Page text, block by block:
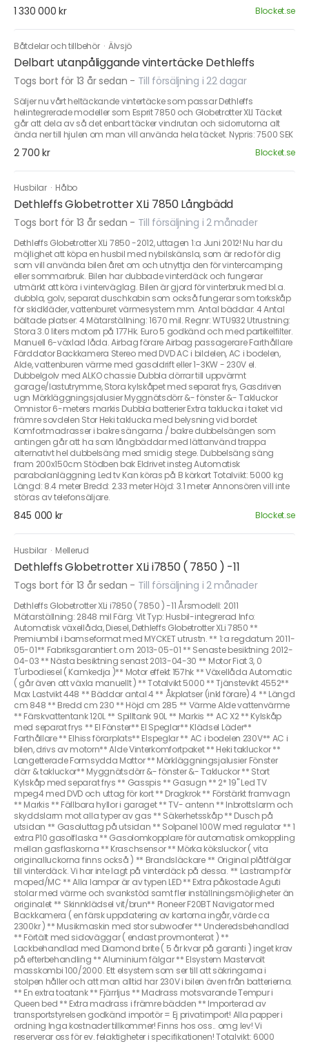
1 330 000 kr Blocket.se
Båtdelar och tillbehör · Älvsjö
Delbart utanpåliggande vintertäcke Dethleffs
Togs bort för 13 år sedan - Till försäljning i 22 dagar
Säljer nu vårt heltäckande vintertäcke som passar Dethleffs
helintegrerade modeller som Esprit 7850 och Globetrotter XLI Täcket
går att dela av så det enbart täcker vindrutan och sidorrutorna alt
ända ner till hjulen om man vill använda hela täcket. Nypris: 7500 SEK
2 700 kr Blocket.se
Husbilar · Håbo
Dethleffs Globetrotter XLi 7850 Långbädd
Togs bort för 13 år sedan - Till försäljning i 2 månader
Dethleffs Globetrotter XLi 7850 -2012, uttagen 1:a Juni 2012! Nu har du
möjlighet att köpa en husbil med nybilskänsla, som är redo för dig
som vill använda bilen året om och utnyttja den för vintercamping
eller sommarbruk. Bilen har dubbade vinterdäck och fungerar
utmärkt att köra i vinterväglag. Bilen är gjord för vinterbruk med bl.a.
dubbla, golv, separat duschkabin som också fungerar som torkskåp
för skidkläder, vattenburet värmesystem mm. Antal bäddar: 4 Antal
bältade platser: 4 Mätarställning: 1670 mil. Regnr: WTU932 Utrustning:
Stora 3.0 liters motorn på 177Hk. Euro 5 godkänd och med partikelfilter.
Manuell 6-växlad låda. Airbag förare Airbag passagerare Farthållare
Färddator Backkamera Stereo med DVD AC i bildelen, AC i bodelen,
Alde, vattenburen värme med gasoldrift eller 1-3KW - 230V el.
Dubbelgolv med ALKO chassie Dubbla dörrar till uppvärmt
garage/lastutrymme, Stora kylskåpet med separat frys, Gasdriven
ugn Mörkläggningsjalusier Myggnätsdörr &- fönster &- Takluckor
Omnistor 6-meters markis Dubbla batterier Extra taklucka i taket vid
främre sovdelen Stor Heki taklucka med belysning vid bordet
Komfortmadrasser i bakre sängarna / bakre dubbelsängen som
antingen går att ha som långbäddar med lättanvänd trappa
alternativt hel dubbelsäng med smidig stege. Dubbelsäng säng
fram 200x150cm Stödben bak Eldrivet insteg Automatisk
parabolanläggning Led tv Kan köras på B körkort Totalvikt: 5000 kg
Längd: 8.4 meter Bredd: 2.33 meter Höjd: 3.1 meter Annonsören vill inte
störas av telefonsäljare.
845 000 kr Blocket.se
Husbilar · Mellerud
Dethleffs Globetrotter XLi i7850 ( 7850 ) -11
Togs bort för 13 år sedan - Till försäljning i 2 månader
Dethleffs Globetrotter XLi i7850 ( 7850 ) -11 Årsmodell: 2011
Mätarställning: 2848 mil Färg: Vit Typ: Husbil-integrerad Info:
Automatisk växellåda, Diesel, Dethleffs Globetrotter XLi 7850 **
Premiumbil i bamseformat med MYCKET utrustn. ** 1:a regdatum 2011-
05-01** Fabriksgarantier t.o.m 2013-05-01 ** Senaste besiktning 2012-
04-03 ** Nästa besiktning senast 2013-04-30 ** Motor Fiat 3, 0
T'urbodiesel ( Kamkedja )** Motor effekt 157hk ** Växellåda Automatic
( går även att växla manuellt ) ** Totalvikt 5000 ** Tjänstevikt 4552**
Max Lastvikt 448 ** Bäddar antal 4 ** Åkplatser (inkl förare) 4 ** Längd
cm 848 ** Bredd cm 230 ** Höjd cm 285 ** Värme Alde vattenvärme
** Färskvattentank 120L ** Spilltank 90L ** Markis ** AC X2 ** Kylskåp
med separat frys ** El Fönster** El Speglar** Klädsel Läder**
Farthållare ** Elhiss förarplats** Elspeglar ** AC i bodelen 230V** AC i
bilen, drivs av motorn** Alde Vinterkomfortpaket ** Heki takluckor **
Langetterade Formsydda Mattor ** Mörkläggningsjalusier Fönster
dörr & takluckor** Myggnätsdörr &- fönster &- Takluckor ** Stort
Kylskåp med separat frys ** Gasspis ** Gasugn ** 2* 19" Led TV
mpeg4 med DVD och uttag för kort ** Dragkrok ** Förstärkt framvagn
** Markis ** Fällbara hyllor i garaget ** TV- antenn ** Inbrottslarm och
skyddslarm mot alla typer av gas ** Säkerhetsskåp ** Dusch på
utsidan ** Gasoluttag på utsidan ** Solpanel 100W med regulator ** 1
extra P10 gasolflaska ** Gasolomkopplare för automatisk omkoppling
mellan gasflaskorna ** Kraschsensor ** Mörka köksluckor ( vita
originalluckorna finns också ) ** Brandsläckare ** Original plåtfälgar
till vinterdäck. Vi har inte lagt på vinterdäck på dessa. ** Lastramp för
moped/MC ** Alla lampor är av typen LED ** Extra påkostade Aguti
stolar med värme och svankstöd samt fler inställningsmöjligheter än
originalet ** Skinnklädsel vit/brun** Pioneer F20BT Navigator med
Backkamera ( en färsk uppdatering av kartorna ingår, värde ca
2300kr ) ** Musikmaskin med stor subwoofer ** Underedsbehandlad
** Förtält med sidoväggar ( endast provmonterat ) **
Lackbehandlad med Diamond brite ( 5 år kvar på garanti ) inget krav
på efterbehandling ** Aluminium fälgar ** Elsystem Mastervolt
masskombi 100/2000. Ett elsystem som ser till att säkringarna i
stolpen håller och att man alltid har 230V i bilen även från batterierna.
** En extra toatank ** Fjärrljus ** Madrass motsvarande Tempur i
Queen bed ** Extra madrass i främre bädden ** Importerad av
transportstyrelsen godkänd importör = Ej privatimport! Alla papper i
ordning Inga kostnader tillkommer! Finns hos oss.. omg lev! Vi
reserverar oss för ev. felaktigheter i specifikationen! Totalvikt: 6000